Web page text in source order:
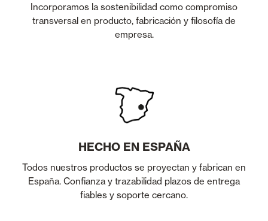
Incorporamos la sostenibilidad como compromiso
transversal en producto, fabricación y filosofía de
empresa.
HECHO EN ESPAÑA
Todos nuestros productos se proyectan y fabrican en
España. Confianza y trazabilidad plazos de entrega
fiables y soporte cercano.